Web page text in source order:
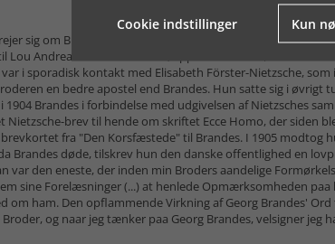
*
sig om Brandes' senere Nietzsche-arbejder. Han holdt
Lou Andreas-Salomés artikler, applauderede tilløbene til en
i sporadisk kon­takt med Elisabeth Förster-Nietzsche,
en bedre apostel end Brandes. Hun satte sig i øvrigt
Brandes i forbindelse med udgivelsen af Nietzsches
brev til hende om skriftet Ecce Ho­mo, der si­den
fra "Den Kors­fæ­stede" til Brandes. I 1905 modtog
Brandes døde, tilskrev hun den danske offentlighed en
var den eneste, der inden min Broders aandelige
sine Forelæsninger (...) at henlede Op­mærk­­somheden paa
om ham. Den opflammende Virkning af Georg Brandes'
og naar jeg tænker paa Georg Brandes, velsigner jeg
Cookie indstillinger Kun